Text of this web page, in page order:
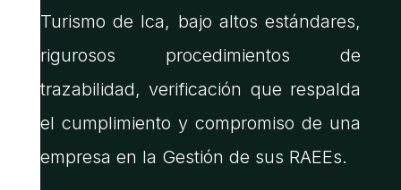
Turismo de Ica, bajo altos estándares,
rigurosos procedimientos de
trazabilidad, verificación que respalda
el cumplimiento y compromiso de una
empresa en la Gestión de sus RAEEs.